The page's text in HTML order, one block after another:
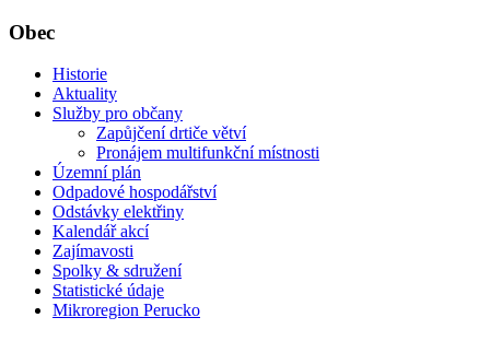
Obec
Historie
Aktuality
Služby pro občany
Zapůjčení drtiče větví
Pronájem multifunkční místnosti
Územní plán
Odpadové hospodářství
Odstávky elektřiny
Kalendář akcí
Zajímavosti
Spolky & sdružení
Statistické údaje
Mikroregion Perucko